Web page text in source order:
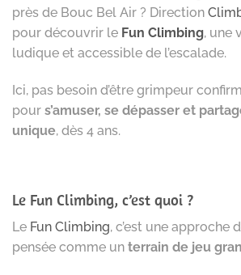
près de Bouc Bel Air ? Direction
pour découvrir le Fun Climbing, une
ludique et accessible de l’escalade.
Ici, pas besoin d’être grimpeur
pour s’amuser, se dépasser et
unique, dès 4 ans.
Le Fun Climbing, c’est quoi ?
Le Fun Climbing, c’est une approche
pensée comme un terrain de jeu